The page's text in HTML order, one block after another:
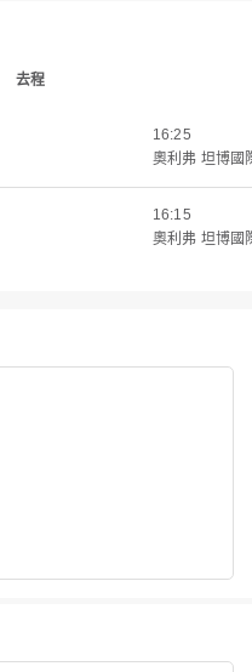
去程
16:25
奧利弗 坦博國
16:15
奧利弗 坦博國